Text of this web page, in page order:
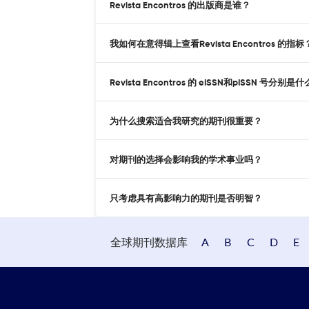
Revista Encontros 的出版商是谁？
我如何在意得辑上查看Revista Encontros 的指标
Revista Encontros 的 eISSN和pISSN 号分别是什
为什么搜索适合我研究的期刊很重要？
对期刊的选择会影响我的学术事业吗？
只考虑具有高影响力的期刊是否明智？
全球期刊数据库 A B C D E